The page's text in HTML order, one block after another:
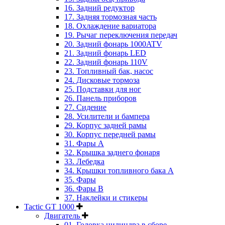
16. Задний редуктор
17. Задняя тормозная часть
18. Охлаждение вариатора
19. Рычаг переключения передач
20. Задний фонарь 1000ATV
21. Задний фонарь LED
22. Задний фонарь 110V
23. Топливный бак, насос
24. Дисковые тормоза
25. Подставки для ног
26. Панель приборов
27. Сидение
28. Усилители и бампера
29. Корпус задней рамы
30. Корпус передней рамы
31. Фары А
32. Крышка заднего фонаря
33. Лебедка
34. Крышки топливного бака А
35. Фары
36. Фары B
37. Наклейки и стикеры
Tactic GT 1000
Двигатель